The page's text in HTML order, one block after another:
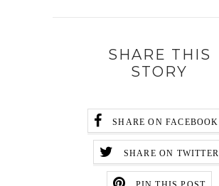
SHARE THIS
STORY
SHARE ON FACEBOOK
SHARE ON TWITTER